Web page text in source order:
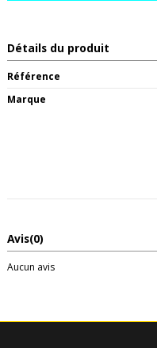
Détails du produit
Référence
Marque
Avis(0)
Aucun avis